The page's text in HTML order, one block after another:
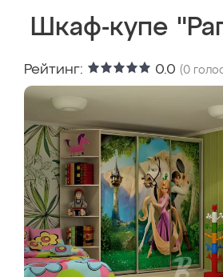
Шкаф-купе
Рейтинг: 0.0 (0